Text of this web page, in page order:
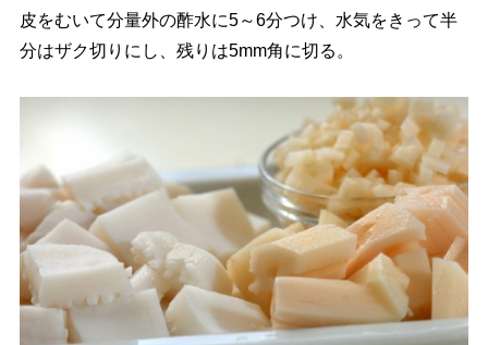
皮をむいて分量外の酢水に5～6分つけ、水気をきって半
分はザク切りにし、残りは5mm角に切る。